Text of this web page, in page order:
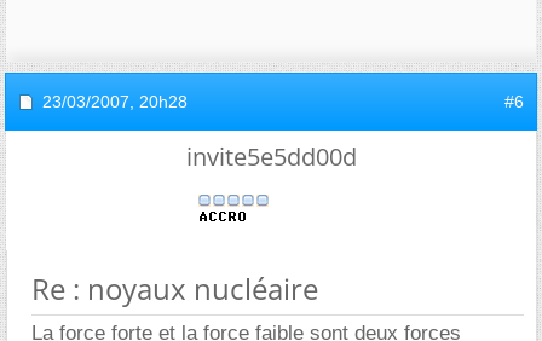
23/03/2007, 20h28 #6
invite5e5dd00d
Re : noyaux nucléaire
La force forte et la force faible sont deux forces